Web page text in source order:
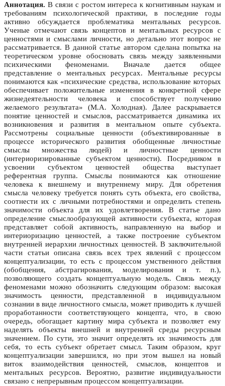
Аннотация. В связи с ростом интереса к когнитивным наукам и
требованиям психологической практики, в последние годы
активно обсуждается проблематика ментальных ресурсов.
Ученые отмечают связь концептов и ментальных ресурсов с
ценностями и смыслами личности, но детально этот вопрос не
рассматривается. В данной статье автором сделана попытка на
теоретическом уровне обосновать связь между заявленными
психическими феноменами. Вначале дается общее
представление о ментальных ресурсах. Ментальные ресурсы
понимаются как «психические средства, использование которых
обеспечивает положительные изменения в конкретной сфере
жизнедеятельности человека и способствует получению
желаемого результата» (М.А. Холодная). Далее раскрывается
понятие ценностей и смыслов, рассматривается динамика их
возникновения и развития в ментальном опыте субъекта.
Рассмотрены социальные ценности (объективированные в
процессе исторического развития обобщенные личностные
смыслы множества людей) и личностные ценности
(интериоризированные субъектом ценности). Посредником в
усвоении субъектом ценностей общества выступает
референтная группа. Смыслы понимаются как отношение
человека к внешнему и внутреннему миру. Для обретения
смысла человеку требуется понять суть объекта, его свойства,
соотнести их с личными потребностями и определить степень
значимости объекта для их удовлетворения. В статье дано
определение смыслообразующей активности субъекта, которая
представляет собой активность, направленную на выбор и
интериоризацию ценностей, а также построение субъектом
внутренней иерархии личностных ценностей. В заключительной
части статьи описана связь всех трех явлений с процессом
концептуализации, то есть с процессом умственного действия
(обобщения, абстрагирования, моделирования и т. п.),
позволяющего создать концептуальную модель. Связь между
феноменами можно обозначить следующим образом: высокая
значимость ценности, представленной в индивидуальном
сознании в виде личностного смысла, может приводить к лучшей
проработанности соответствующего концепта, что, в свою
очередь, обогащает картину мира субъекта и позволяет ему
наделять объекты внешней и внутренней среды ресурсным
значением. По сути, это значит определять их значимость для
себя, то есть субъект обретает смысл. Таким образом, круг
концептуализации завершился, но при этом вышел на новый
виток взаимодействия ценностей, смыслов, концептов и
ментальных ресурсов. Вероятно, развитие индивидуальности
связано с непрерывным процессом концептуализации.